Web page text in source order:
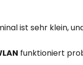
ist sehr klein,
funktioniert